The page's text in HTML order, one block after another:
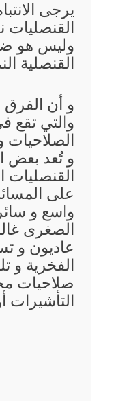
يرجى
وليس هو
القنصلية
و أن الفرق
والتي
الصلاحيات
و تُعد بعض
القنصليات
على
واسع و
الصغرى
عاديون و
الفخرية و
صلاحيات
التأشيرات